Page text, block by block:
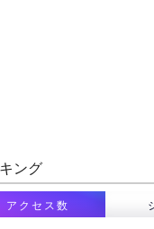
ング
アクセス数